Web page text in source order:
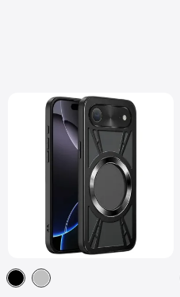
NoirArgent